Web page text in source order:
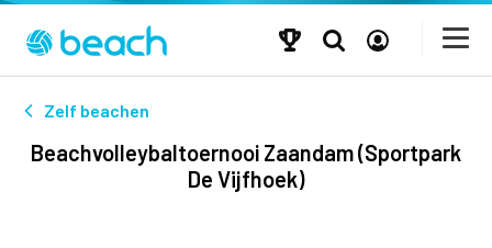
Zelf beachen
Beachvolleybaltoernooi Zaandam (Sportpark
De Vijfhoek)